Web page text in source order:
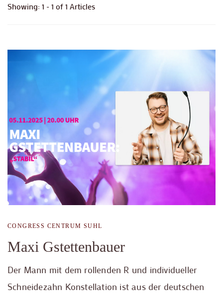
Showing: 1 - 1 of 1 Articles
CONGRESS CENTRUM SUHL
Maxi Gstettenbauer
Der Mann mit dem rollenden R und individueller
Schneidezahn Konstellation ist aus der deutschen